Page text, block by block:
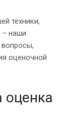
техники,
– наши
вопросы,
оценочной
оценка